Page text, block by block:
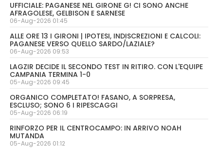
UFFICIALE: PAGANESE NEL GIRONE G! CI SONO ANCHE
AFRAGOLESE, GELBISON E SARNESE
06-Aug-2026 01:45
ALLE ORE 13 I GIRONI | IPOTESI, INDISCREZIONI E CALCOLI:
PAGANESE VERSO QUELLO SARDO/LAZIALE?
06-Aug-2026 09:53
LAGZIR DECIDE IL SECONDO TEST IN RITIRO. CON L'EQUIPE
CAMPANIA TERMINA 1-0
05-Aug-2026 09:45
ORGANICO COMPLETATO! FASANO, A SORPRESA,
ESCLUSO; SONO 6 I RIPESCAGGI
05-Aug-2026 06:19
RINFORZO PER IL CENTROCAMPO: IN ARRIVO NOAH
MUTANDA
05-Aug-2026 01:12